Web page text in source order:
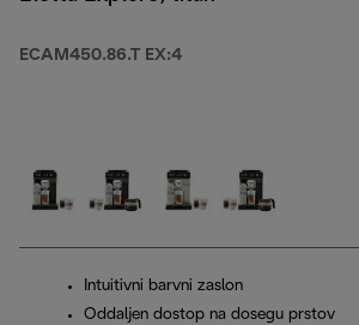
ECAM450.86.T EX:4
Intuitivni barvni zaslon
Oddaljen dostop na dosegu prstov